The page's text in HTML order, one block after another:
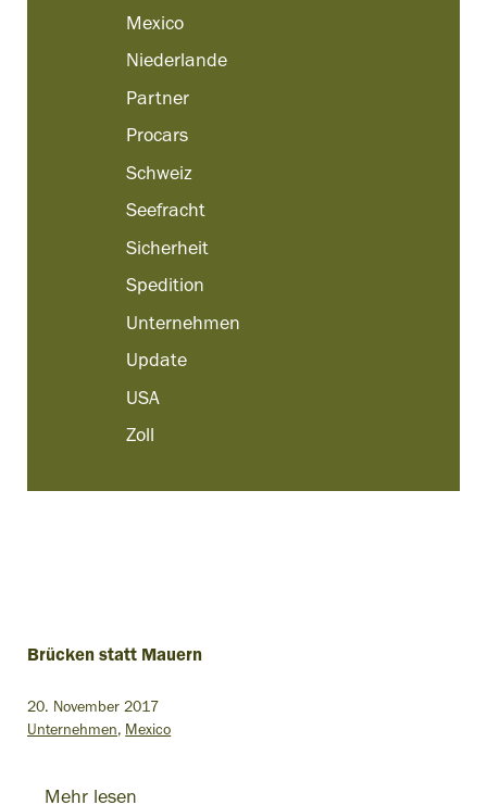
Brücken statt Mauern
20. November 2017
Unternehmen Mexico
Mehr lesen
Mexico
Niederlande
Partner
Procars
Schweiz
Seefracht
Sicherheit
Spedition
Unternehmen
Update
USA
Zoll